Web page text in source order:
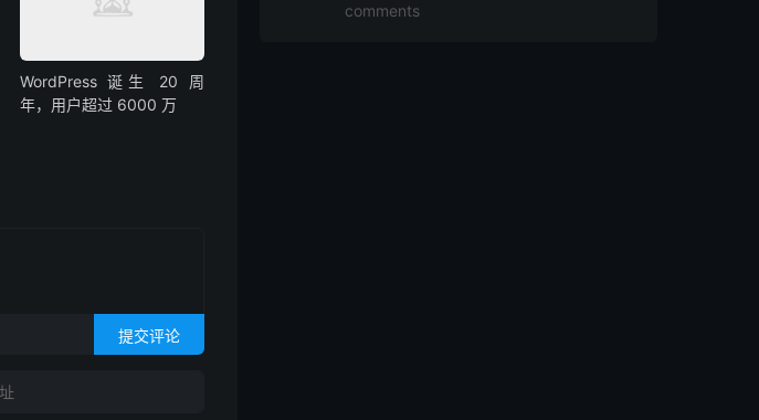
WordPress 诞生 20 周
年，用户超过 6000 万
提交评论
comments